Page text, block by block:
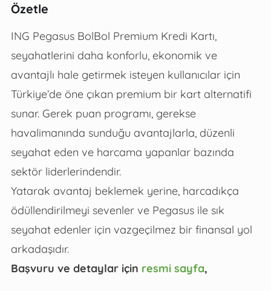
Özetle
ING Pegasus BolBol Premium Kredi Kartı,
seyahatlerini daha konforlu, ekonomik ve
avantajlı hale getirmek isteyen kullanıcılar için
Türkiye’de öne çıkan premium bir kart alternatifi
sunar. Gerek puan programı, gerekse
havalimanında sunduğu avantajlarla, düzenli
seyahat eden ve harcama yapanlar bazında
sektör liderlerindendir.
Yatarak avantaj beklemek yerine, harcadıkça
ödüllendirilmeyi sevenler ve Pegasus ile sık
seyahat edenler için vazgeçilmez bir finansal yol
arkadaşıdır.
Başvuru ve detaylar için resmi sayfa,